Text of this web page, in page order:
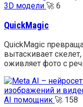
3D модели 🚀 6
QuickMagic
QuickMagic
вытаскивает
оживляет фото с
AI помощник 🚀 158